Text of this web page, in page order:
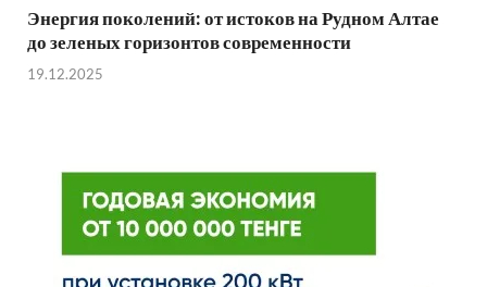
Энергия поколений: от истоков на Рудном Алтае
до зеленых горизонтов современности
19.12.2025